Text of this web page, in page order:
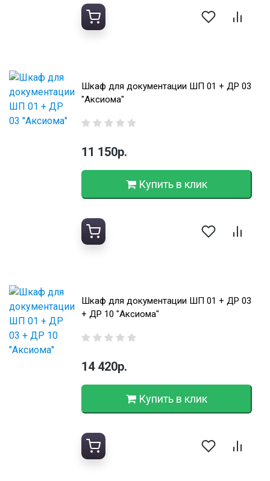
Шкаф для документации ШП 01 + ДР 03
"Аксиома"
11 150р.
Купить в клик
Шкаф для документации ШП 01 + ДР 03
+ ДР 10 "Аксиома"
14 420р.
Купить в клик